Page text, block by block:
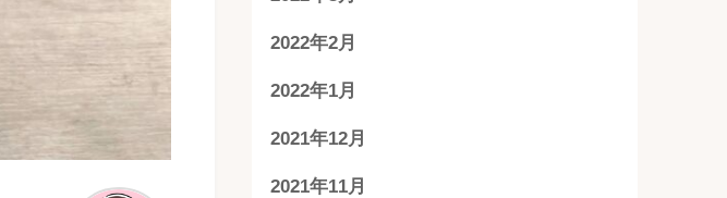
2022年2月
2022年1月
2021年12月
2021年11月